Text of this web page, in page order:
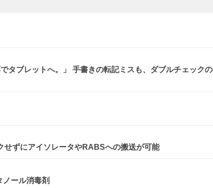
タブレットへ。」 手書きの転記ミスも、ダブルチェックの
せずにアイソレータやRABSへの搬送が可能
ール消毒剤